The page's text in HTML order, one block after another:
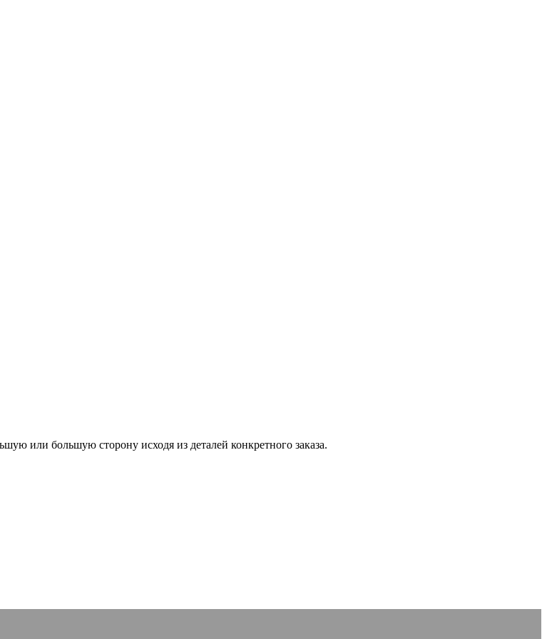
или большую сторону исходя из деталей конкретного заказа.